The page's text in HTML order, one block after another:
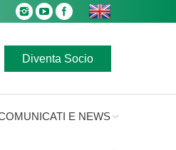
Diventa Socio
E NEWS